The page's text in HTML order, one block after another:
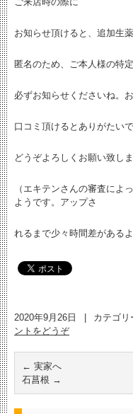
お知らせ頂けると、追加生
匿名のため、ご本人様の特
必ずお知らせくださいね。
口コミ頂けるとありがたいで
どうぞよろしくお願い致しま
（エキテンさんの審査によ
ようです。アップさ
れるまで少々時間差がある
2020年9月26日 カテゴリ
ントをどうぞ
← 実家へ
石菖根 →